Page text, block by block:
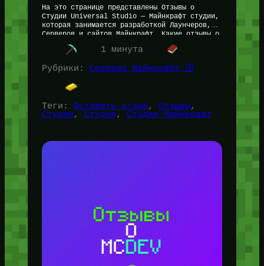
На это странице представлены Отзывы о
Студии Universal Studio — Майнкрафт студии,
которая занимается разработкой Лаунчеров,
Серверов и сайтов Майнкрафт. Какие отзывы о
Майнкрафт студии Universal Studio Если
брать средние…1 минута
Рубрики: Сервера Майнкрафт 🛜
Теги: Оставить отзыв, Отзывы
Студии, Студия, Студия Майнкрафт